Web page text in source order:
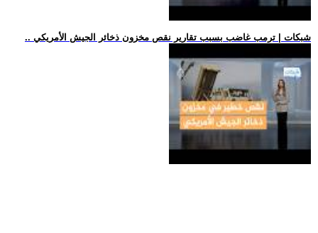
.. شبكات | ترمب غاضب بسبب تقارير نقص مخزون ذخائر الجيش الأمريكي